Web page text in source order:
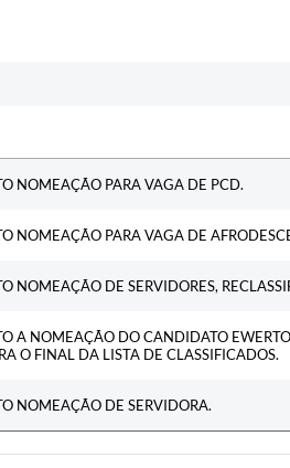
NOMEAÇÃO PARA VAGA DE PCD.
NOMEAÇÃO PARA VAGA DE
NOMEAÇÃO DE SERVIDORES,
A NOMEAÇÃO DO CANDIDATO
O FINAL DA LISTA DE CLASSIFICADOS.
NOMEAÇÃO DE SERVIDORA.